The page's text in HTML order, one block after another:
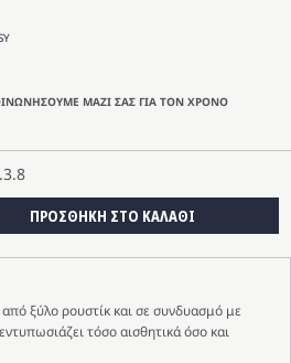
ΜΑΖΙ ΣΑΣ ΓΙΑ ΤΟΝ ΧΡΟΝΟ
ΠΡΟΣΘΗΚΗ ΣΤΟ ΚΑΛΑΘΙ
ξύλο ρουστίκ και σε συνδυασμό με
τόσο αισθητικά όσο και